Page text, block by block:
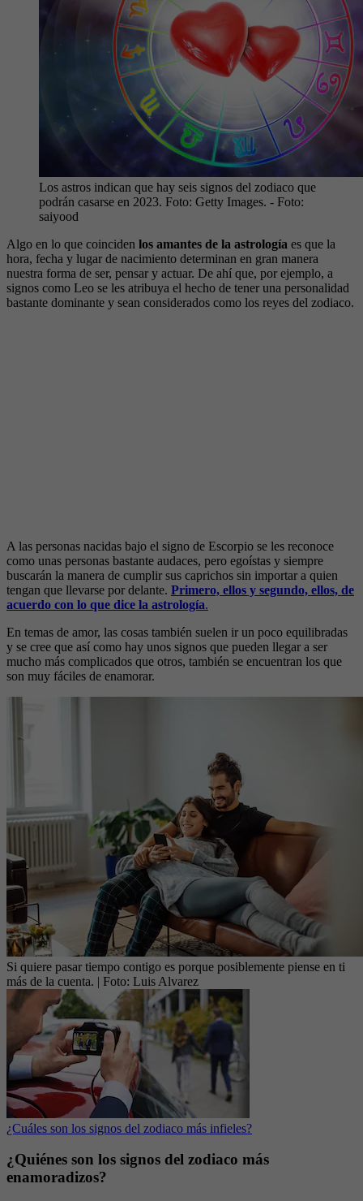
Los astros indican que hay seis signos del zodiaco que
podrán casarse en 2023. Foto: Getty Images. - Foto:
saiyood
Algo en lo que coinciden los amantes de la astrología es que la
hora, fecha y lugar de nacimiento determinan en gran manera
nuestra forma de ser, pensar y actuar. De ahí que, por ejemplo, a
signos como Leo se les atribuya el hecho de tener una personalidad
bastante dominante y sean considerados como los reyes del zodiaco.
A las personas nacidas bajo el signo de Escorpio se les reconoce
como unas personas bastante audaces, pero egoístas y siempre
buscarán la manera de cumplir sus caprichos sin importar a quien
tengan que llevarse por delante. Primero, ellos y segundo, ellos, de
acuerdo con lo que dice la astrología.
En temas de amor, las cosas también suelen ir un poco equilibradas
y se cree que así como hay unos signos que pueden llegar a ser
mucho más complicados que otros, también se encuentran los que
son muy fáciles de enamorar.
Si quiere pasar tiempo contigo es porque posiblemente piense en ti
más de la cuenta. | Foto: Luis Alvarez
¿Cuáles son los signos del zodiaco más infieles?
¿Quiénes son los signos del zodiaco más
enamoradizos?